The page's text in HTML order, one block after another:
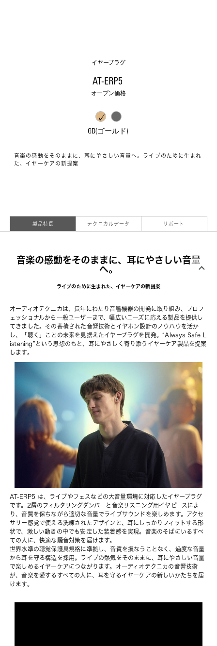
イヤープラグ
AT-ERP5
オープン価格
GD(ゴールド)
音楽の感動をそのままに、耳にやさしい音量へ。ライブのために生まれ
た、イヤーケアの新提案
製品特長 テクニカルデータ サポート
音楽の感動をそのままに、耳にやさしい音量
へ。
ライブのために生まれた、イヤーケアの新提案
オーディオテクニカは、長年にわたり音響機器の開発に取り組み、プロフ
ェッショナルから一般ユーザーまで、幅広いニーズに応える製品を提供し
てきました。その蓄積された音響技術とイヤホン設計のノウハウを活か
し、「聴く」ことの未来を見据えたイヤープラグを開発。“Always Safe L
istening”という思想のもと、耳にやさしく寄り添うイヤーケア製品を提案
します。
AT-ERP5 は、ライブやフェスなどの大音量環境に対応したイヤープラグ
です。2層のフィルタリングダンパーと音楽リスニング用イヤピースによ
り、音質を保ちながら適切な音量でライブサウンドを楽しめます。アクセ
サリー感覚で使える洗練されたデザインと、耳にしっかりフィットする形
状で、激しい動きの中でも安定した装着感を実現。音楽のそばにいるすべ
ての人に、快適な騒音対策を届けます。
世界水準の聴覚保護具規格に準拠し、音質を損なうことなく、過度な音量
から耳を守る構造を採用。ライブの熱気をそのままに、耳にやさしい音量
で楽しめるイヤーケアにつながります。オーディオテクニカの音響技術
が、音楽を愛するすべての人に、耳を守るイヤーケアの新しいかたちを届
けます。